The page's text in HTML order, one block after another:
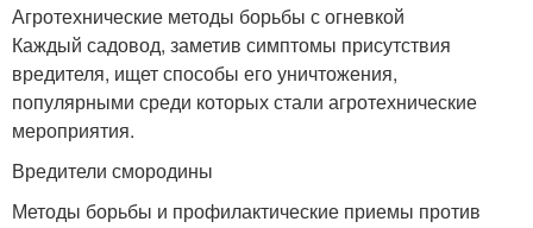
Агротехнические методы борьбы с огневкой
Каждый садовод, заметив симптомы присутствия
вредителя, ищет способы его уничтожения,
популярными среди которых стали агротехнические
мероприятия.
Вредители смородины
Методы борьбы и профилактические приемы против